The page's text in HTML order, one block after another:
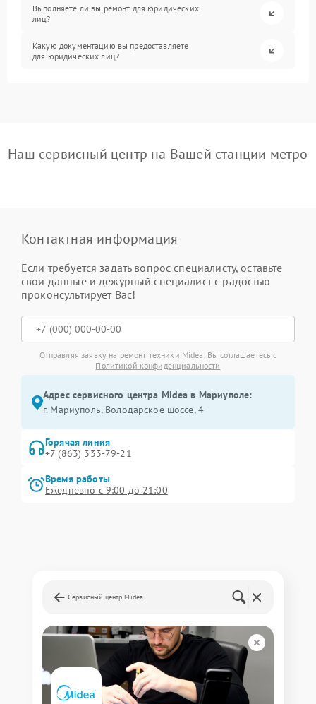
Выполняете ли вы ремонт для юридических
лиц?
Какую документацию вы предоставляете
для юридических лиц?
Наш сервисный центр на Вашей станции метро
Контактная информация
Если требуется задать вопрос специалисту, оставьте
свои данные и дежурный специалист с радостью
проконсультирует Вас!
Отправляя заявку на ремонт техники Midea, Вы соглашаетесь с
Политикой конфиденциальности
Адрес сервисного центра Midea в Мариуполе:
г. Мариуполь, Володарское шоссе, 4
Горячая линия
+7 (863) 333-79-21
Время работы
Ежедневно с 9:00 до 21:00
Сервисный центр Midea